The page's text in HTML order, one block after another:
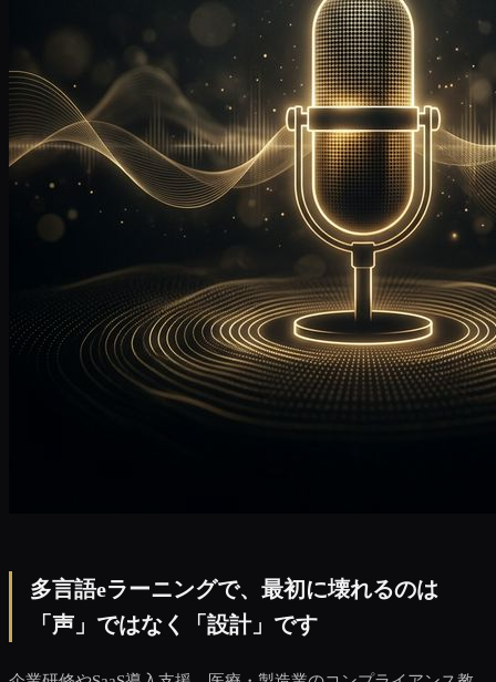
多言語eラーニングで、最初に壊れるのは
「声」ではなく「設計」です